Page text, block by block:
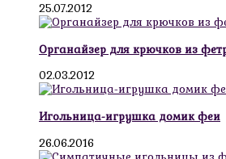
25.07.2012
Органайзер для крючков из
02.03.2012
Игольница-игрушка домик феи
26.06.2016